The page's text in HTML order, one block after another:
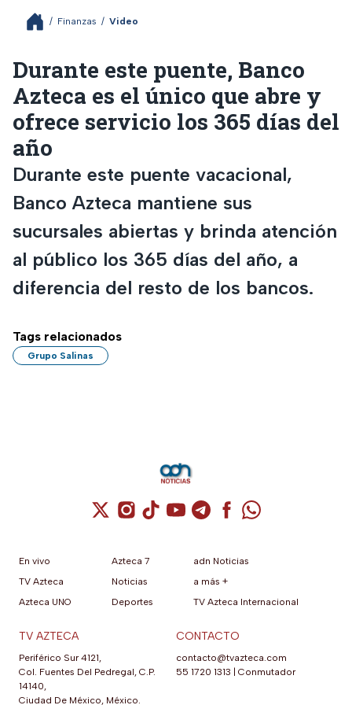
/ Finanzas / Video
Durante este puente, Banco
Azteca es el único que abre y
ofrece servicio los 365 días del
año
Durante este puente vacacional,
Banco Azteca mantiene sus
sucursales abiertas y brinda atención
al público los 365 días del año, a
diferencia del resto de los bancos.
Tags relacionados
Grupo Salinas
Cuenta de X / Twitter (se abre en una
Cuenta de Instagram (se abre en una
Cuenta de TikTok (se abre en
Cuenta de YouTube (se abre
Cuenta de Telegram (se
Cuenta de
Cuenta de
En vivo
TV Azteca
Azteca UNO
Azteca 7
Noticias
Deportes
adn Noticias
a más +
TV Azteca Internacional
TV AZTECA
Periférico Sur 4121,
Col. Fuentes Del Pedregal, C.P.
14140,
Ciudad De México, México.
CONTACTO
contacto@tvazteca.com
55 1720 1313 | Conmutador